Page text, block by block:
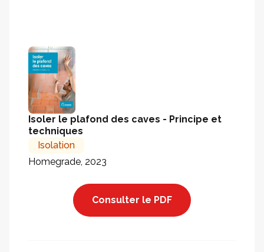
Isoler le plafond des caves - Principe et
techniques
Isolation
Homegrade, 2023
Consulter le PDF